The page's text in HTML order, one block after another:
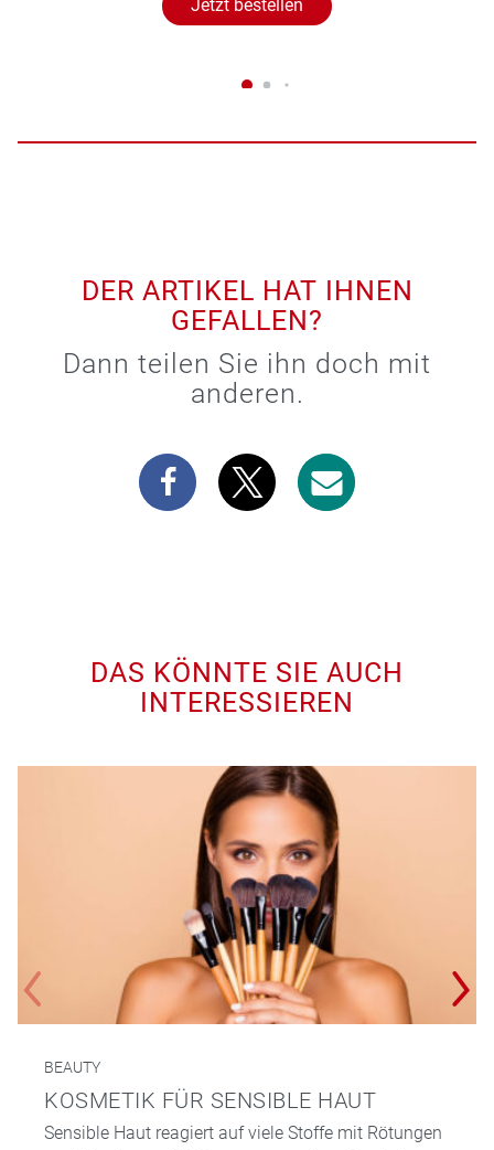
Jetzt bestellen
DER ARTIKEL HAT IHNEN
GEFALLEN?
Dann teilen Sie ihn doch mit
anderen.
DAS KÖNNTE SIE AUCH
INTERESSIEREN
BEAUTY
KOSMETIK FÜR SENSIBLE HAUT
Sensible Haut reagiert auf viele Stoffe mit Rötungen